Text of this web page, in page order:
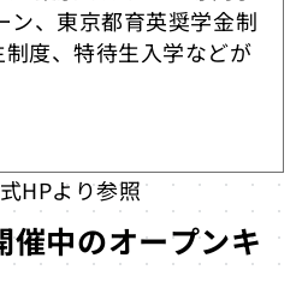
ン、東京都育英奨学金制
度、特待生入学などが
HPより参照
催中のオープンキ